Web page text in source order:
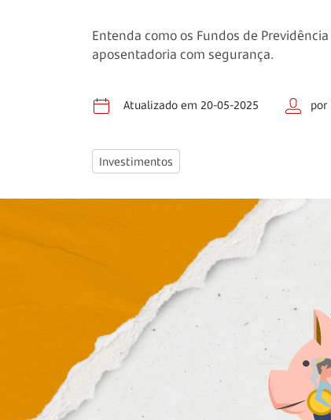
Entenda como os Fundos de
aposentadoria com segurança.
Atualizado em 20-05-2025 por
Investimentos